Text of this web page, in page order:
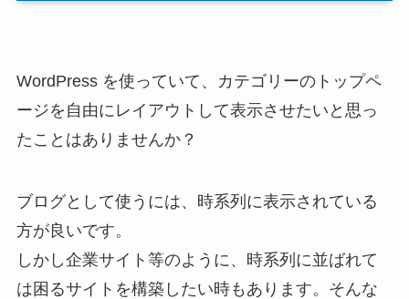
WordPress を使っていて、カテゴリーのトップペ
ージを自由にレイアウトして表示させたいと思っ
たことはありませんか？
ブログとして使うには、時系列に表示されている
方が良いです。
しかし企業サイト等のように、時系列に並ばれて
は困るサイトを構築したい時もあります。そんな